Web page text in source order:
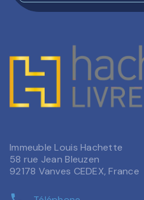
Immeuble Louis Hachette
58 rue Jean Bleuzen
92178 Vanves CEDEX, France